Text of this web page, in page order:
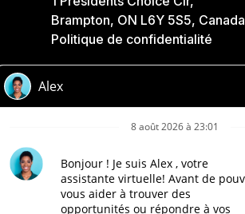
Brampton, ON L6Y 5S5, Canada
Politique de confidentialité
Accessibilité
Compagnies Loblaw